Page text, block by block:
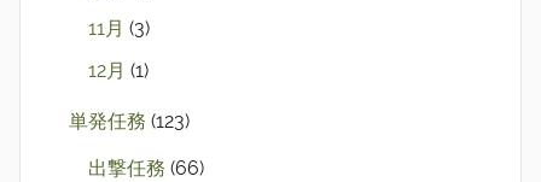
11月 (3)
12月 (1)
単発任務 (123)
出撃任務 (66)